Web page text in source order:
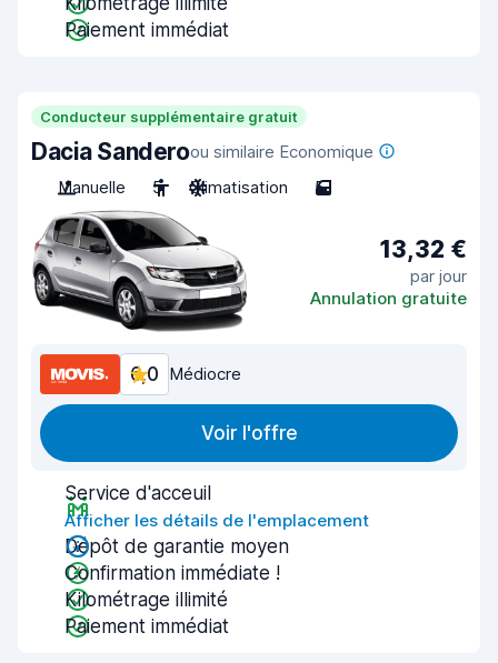
Paiement immédiat
Conducteur supplémentaire gratuit
Dacia Sanderoou similaire Economique
Manuelle
5 Climatisation 5
13,32 €
par jour
Annulation gratuite
6,0 Médiocre
Voir l'offre
Service d'acceuil
Afficher les détails de l'emplacement
Dépôt de garantie moyen
Confirmation immédiate !
Kilométrage illimité
Paiement immédiat